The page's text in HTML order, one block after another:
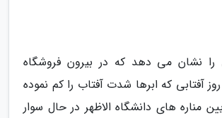
را نشان می دهد که در بیرون فروشگاه
آفتابی که ابرها شدت آفتاب را کم نموده
مناره های دانشگاه الاظهر در حال سوار